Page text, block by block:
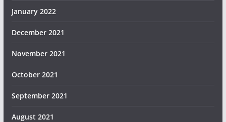
January 2022
December 2021
November 2021
October 2021
September 2021
August 2021